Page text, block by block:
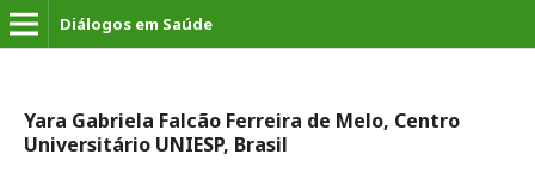
Diálogos em Saúde
Yara Gabriela Falcão Ferreira de Melo, Centro
Universitário UNIESP, Brasil